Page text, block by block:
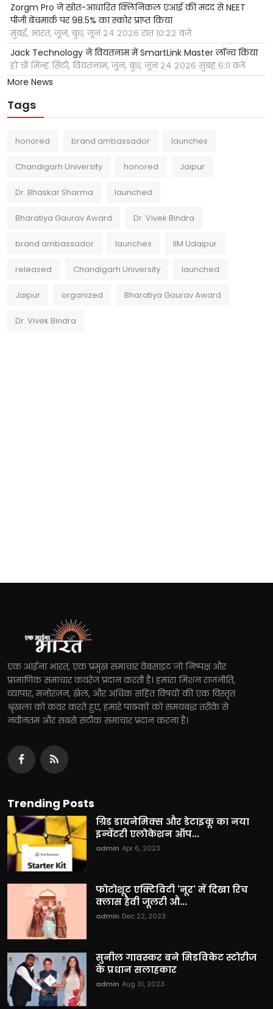
Zorgm Pro ने स्रोत-आधारित क्लिनिकल एआई की मदद से NEET
पीजी बेंचमार्क पर 98.5% का स्कोर प्राप्त किया
मुंबई, भारत, जून, बुध, जून २४ २०२६ रात १०:२२ बजे
Jack Technology ने वियतनाम में SmartLink Master लॉन्च किया
हो ची मिन्ह सिटी, वियतनाम, जून, बुध, जून २४ २०२६ सुबह ६:११ बजे
More News
Tags
honored brand ambassador launches
Chandigarh University honored Jaipur
Dr. Bhaskar Sharma launched
Bharatiya Gaurav Award Dr. Vivek Bindra
brand ambassador launches IIM Udaipur
released Chandigarh University launched
Jaipur organized Bharatiya Gaurav Award
Dr. Vivek Bindra
एक आईना भारत, एक प्रमुख समाचार वेबसाइट जो निष्पक्ष और
प्रामाणिक समाचार कवरेज प्रदान करती है। हमारा मिशन राजनीति,
व्यापार, मनोरंजन, खेल, और अधिक सहित विषयों की एक विस्तृत
श्रृंखला को कवर करते हुए, हमारे पाठकों को समयबद्ध तरीके से
नवीनतम और सबसे सटीक समाचार प्रदान करना है।
Trending Posts
ग्रिड डायनेमिक्स और डेटाइकू का नया
इन्वेंटरी एलोकेशन ऑप...
admin Apr 6, 2023
फोटोशूट एक्टिविटी 'नूर' में दिखा रिच
क्लास हैवी जूलरी औ...
admin Dec 22, 2023
सुनील गावस्कर बने मिडविकेट स्टोरीज
के प्रधान सलाहकार
admin Aug 31, 2023